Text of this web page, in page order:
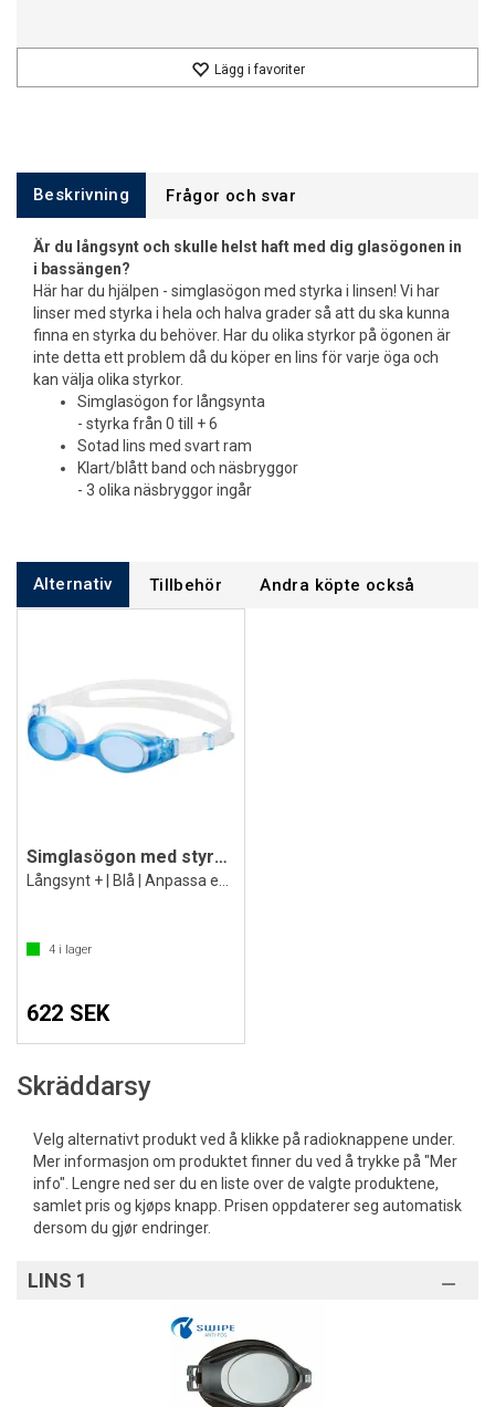
Lägg i favoriter
Beskrivning Frågor och svar
Är du långsynt och skulle helst haft med dig glasögonen in
i bassängen?
Här har du hjälpen - simglasögon med styrka i linsen! Vi har
linser med styrka i hela och halva grader så att du ska kunna
finna en styrka du behöver. Har du olika styrkor på ögonen är
inte detta ett problem då du köper en lins för varje öga och
kan välja olika styrkor.
Simglasögon for långsynta
- styrka från 0 till + 6
Sotad lins med svart ram
Klart/blått band och näsbryggor
- 3 olika näsbryggor ingår
Alternativ Tillbehör Andra köpte också
Simglasögon med styrka till långsynta +
4 i lager
622 SEK
Skräddarsy
Velg alternativt produkt ved å klikke på radioknappene under.
Mer informasjon om produktet finner du ved å trykke på "Mer
info". Lengre ned ser du en liste over de valgte produktene,
samlet pris og kjøps knapp. Prisen oppdaterer seg automatisk
dersom du gjør endringer.
LINS 1